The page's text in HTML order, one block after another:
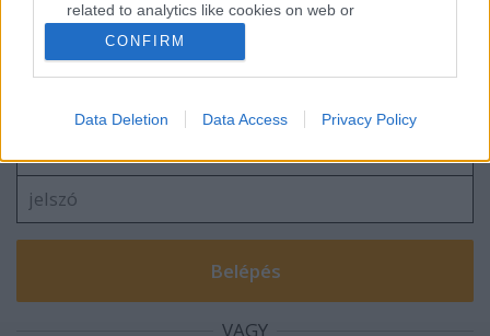
related to analytics like cookies on web or
device identifiers in apps.
I want to allow Google to enable storage
related to personalization.
related to security, including authentication
CONFIRM
Data Deletion Data Access Privacy Policy
Szólj hozzá!
A hozzászóláshoz be kell lépned!
VAGY